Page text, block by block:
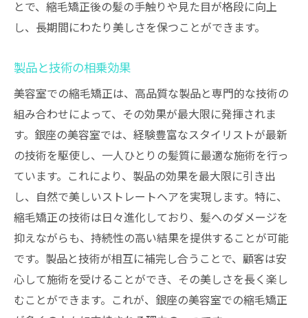
とで、縮毛矯正後の髪の手触りや見た目が格段に向上
し、長期間にわたり美しさを保つことができます。
製品と技術の相乗効果
美容室での縮毛矯正は、高品質な製品と専門的な技術の
組み合わせによって、その効果が最大限に発揮されま
す。銀座の美容室では、経験豊富なスタイリストが最新
の技術を駆使し、一人ひとりの髪質に最適な施術を行っ
ています。これにより、製品の効果を最大限に引き出
し、自然で美しいストレートヘアを実現します。特に、
縮毛矯正の技術は日々進化しており、髪へのダメージを
抑えながらも、持続性の高い結果を提供することが可能
です。製品と技術が相互に補完し合うことで、顧客は安
心して施術を受けることができ、その美しさを長く楽し
むことができます。これが、銀座の美容室での縮毛矯正